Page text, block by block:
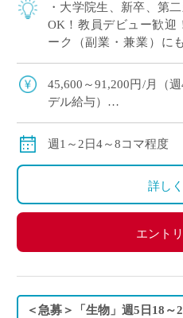
・大学院生、新卒、第
OK！教員デビュー歓迎
ーク（副業・兼業）に
ソ」のいずれか1科目
45,600～91,200円/月（
デル給与）
※ご勤務スタート時期に
週1～2日4～8コマ程度
詳し
エント
＜急募＞「生物」週5日18